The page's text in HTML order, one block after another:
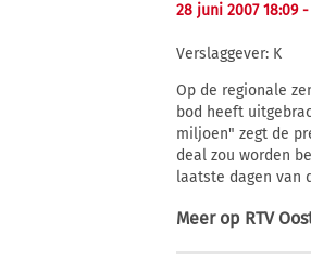
28 juni 2007 18:09-
Verslaggever: K
Op de regionale
bod heeft
miljoen" zegt de
deal zou worden
laatste dagen van
Meer op RTV